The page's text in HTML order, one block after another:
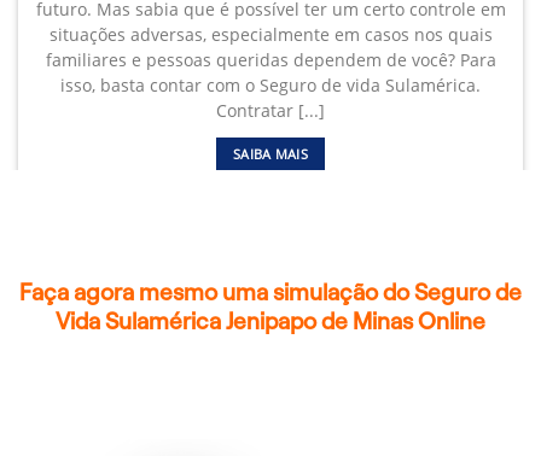
futuro. Mas sabia que é possível ter um certo controle em
situações adversas, especialmente em casos nos quais
familiares e pessoas queridas dependem de você? Para
isso, basta contar com o Seguro de vida Sulamérica.
Contratar [...]
SAIBA MAIS
Faça agora mesmo uma simulação do Seguro de
Vida Sulamérica Jenipapo de Minas Online